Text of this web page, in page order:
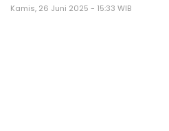
Kamis, 26 Juni 2025 - 15:33 WIB